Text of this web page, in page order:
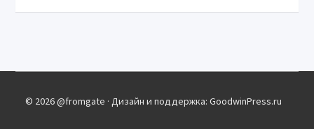
© 2026 @fromgate · Дизайн и поддержка: GoodwinPress.ru